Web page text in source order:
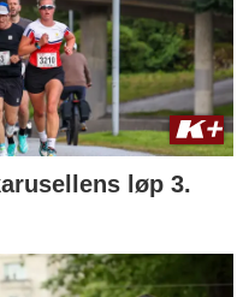
løp 3.